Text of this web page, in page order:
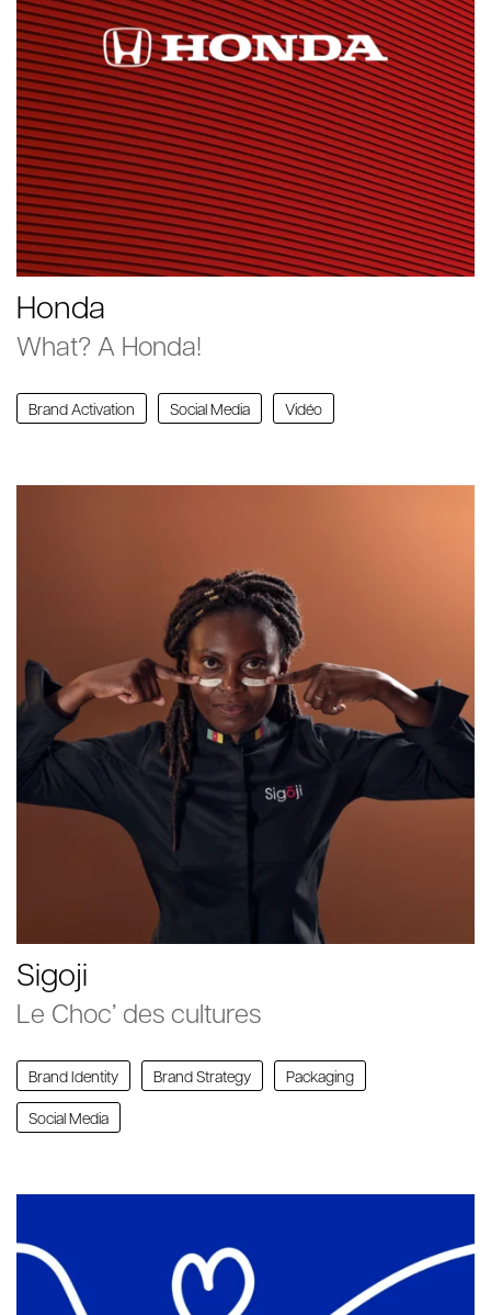
Honda
Brand Activation Social Media Vidéo
What? A Honda!
Sigoji
Brand Identity Brand Strategy Packaging
Social Media
Le Choc’ des cultures